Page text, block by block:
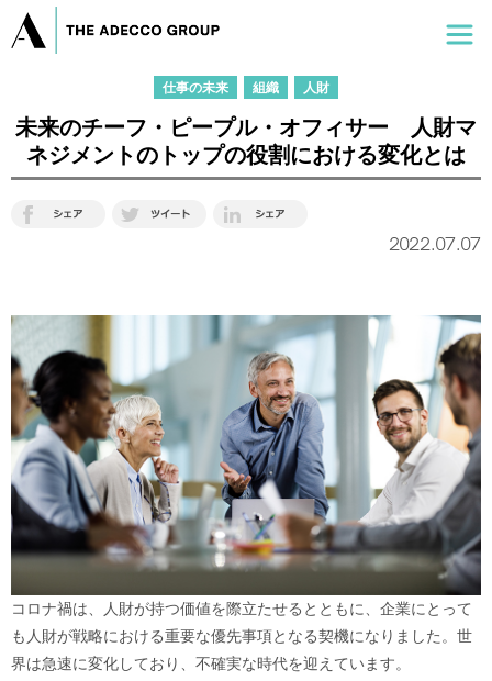
仕事の未来 組織 人財
未来のチーフ・ピープル・オフィサー 人財マ
ネジメントのトップの役割における変化とは
2022.07.07
コロナ禍は、⼈財が持つ価値を際⽴たせるとともに、企業にとって
も⼈財が戦略における重要な優先事項となる契機になりました。世
界は急速に変化しており、不確実な時代を迎えています。